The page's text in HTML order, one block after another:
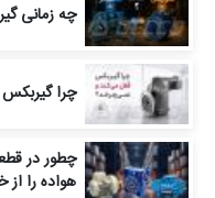
چه زمانی
چرا
چطور در
هواده را